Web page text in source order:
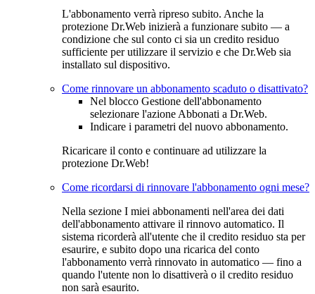
L'abbonamento verrà ripreso subito. Anche la
protezione Dr.Web inizierà a funzionare subito — a
condizione che sul conto ci sia un credito residuo
sufficiente per utilizzare il servizio e che Dr.Web sia
installato sul dispositivo.
Come rinnovare un abbonamento scaduto o disattivato?
Nel blocco Gestione dell'abbonamento
selezionare l'azione Abbonati a Dr.Web.
Indicare i parametri del nuovo abbonamento.
Ricaricare il conto e continuare ad utilizzare la
protezione Dr.Web!
Come ricordarsi di rinnovare l'abbonamento ogni mese?
Nella sezione I miei abbonamenti nell'area dei dati
dell'abbonamento attivare il rinnovo automatico. Il
sistema ricorderà all'utente che il credito residuo sta per
esaurire, e subito dopo una ricarica del conto
l'abbonamento verrà rinnovato in automatico — fino a
quando l'utente non lo disattiverà o il credito residuo
non sarà esaurito.